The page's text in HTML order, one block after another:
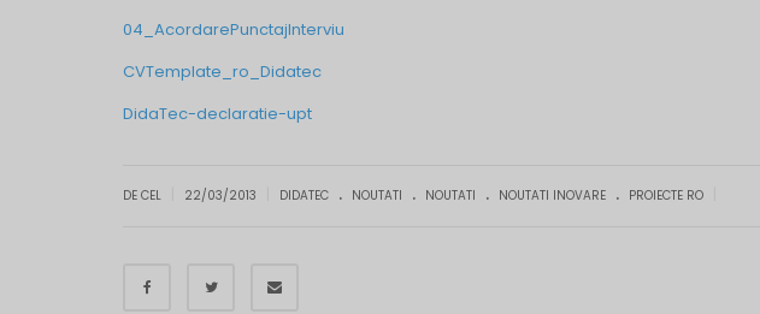
04_AcordarePunctajInterviu
CVTemplate_ro_Didatec
DidaTec-declaratie-upt
DE CEL 22/03/2013 DIDATEC . NOUTATI . NOUTATI . NOUTATI INOVARE . PROIECTE RO